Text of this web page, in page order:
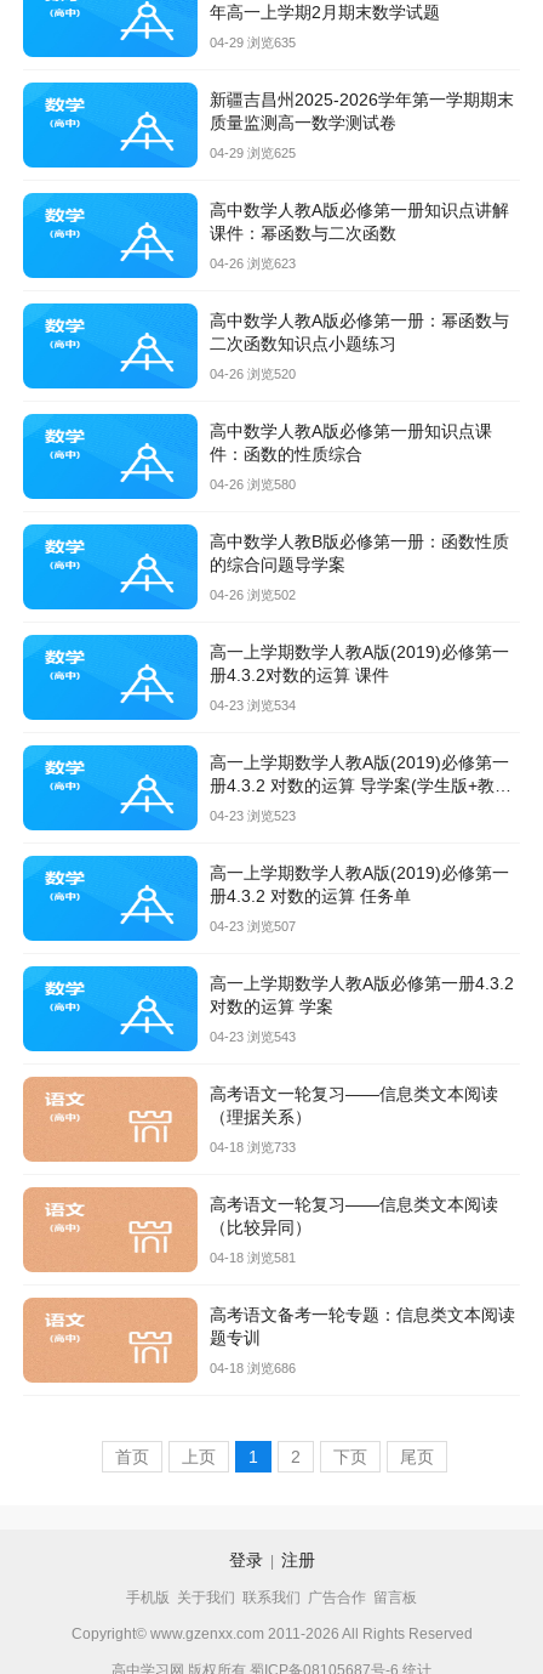
年高一上学期2月期末数学试题
04-29 浏览635
新疆吉昌州2025-2026学年第一学期期末
质量监测高一数学测试卷
04-29 浏览625
高中数学人教A版必修第一册知识点讲解
课件：幂函数与二次函数
04-26 浏览623
高中数学人教A版必修第一册：幂函数与
二次函数知识点小题练习
04-26 浏览520
高中数学人教A版必修第一册知识点课
件：函数的性质综合
04-26 浏览580
高中数学人教B版必修第一册：函数性质
的综合问题导学案
04-26 浏览502
高一上学期数学人教A版(2019)必修第一
册4.3.2对数的运算 课件
04-23 浏览534
高一上学期数学人教A版(2019)必修第一
册4.3.2 对数的运算 导学案(学生版+教师
版)
04-23 浏览523
高一上学期数学人教A版(2019)必修第一
册4.3.2 对数的运算 任务单
04-23 浏览507
高一上学期数学人教A版必修第一册4.3.2
对数的运算 学案
04-23 浏览543
高考语文一轮复习——信息类文本阅读
（理据关系）
04-18 浏览733
高考语文一轮复习——信息类文本阅读
（比较异同）
04-18 浏览581
高考语文备考一轮专题：信息类文本阅读
题专训
04-18 浏览686
首页 上页 1 2 下页 尾页
登录| 注册
手机版 关于我们 联系我们 广告合作 留言板
Copyright© www.gzenxx.com 2011-2026 All Rights Reserved
高中学习网 版权所有 蜀ICP备08105687号-6 统计